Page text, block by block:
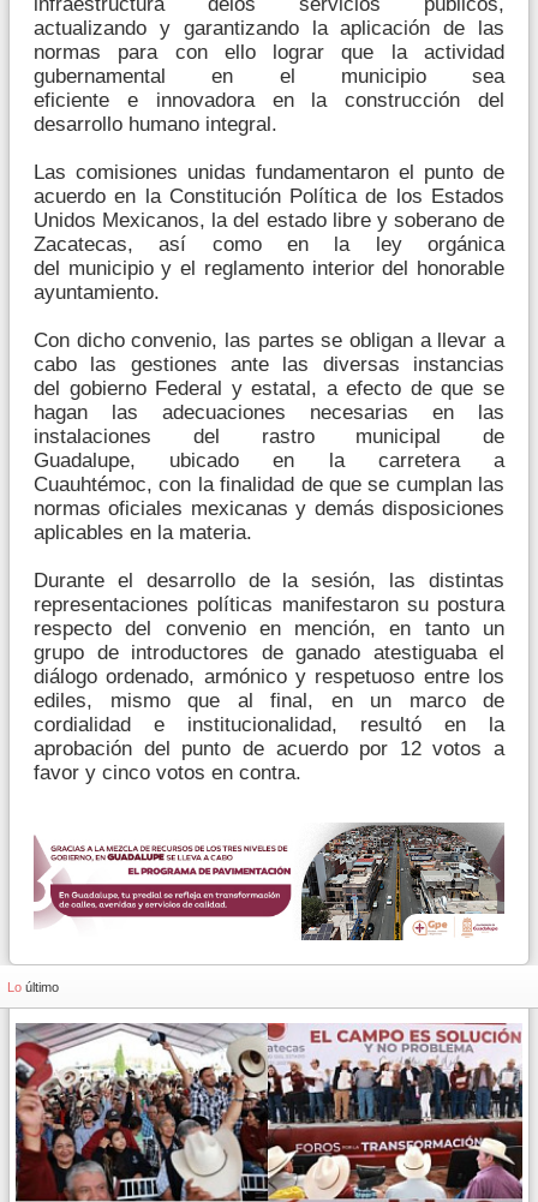
actualizando y garantizando la aplicación de las
normas para con ello lograr que la actividad
gubernamental en el municipio sea
eficiente e innovadora en la construcción del
desarrollo humano integral.
Las comisiones unidas fundamentaron el punto de
acuerdo en la Constitución Política de los Estados
Unidos Mexicanos, la del estado libre y soberano de
Zacatecas, así como en la ley orgánica
del municipio y el reglamento interior del honorable
ayuntamiento.
Con dicho convenio, las partes se obligan a llevar a
cabo las gestiones ante las diversas instancias
del gobierno Federal y estatal, a efecto de que se
hagan las adecuaciones necesarias en las
instalaciones del rastro municipal de
Guadalupe, ubicado en la carretera a
Cuauhtémoc, con la finalidad de que se cumplan las
normas oficiales mexicanas y demás disposiciones
aplicables en la materia.
Durante el desarrollo de la sesión, las distintas
representaciones políticas manifestaron su postura
respecto del convenio en mención, en tanto un
grupo de introductores de ganado atestiguaba el
diálogo ordenado, armónico y respetuoso entre los
ediles, mismo que al final, en un marco de
cordialidad e institucionalidad, resultó en la
aprobación del punto de acuerdo por 12 votos a
favor y cinco votos en contra.
Lo último